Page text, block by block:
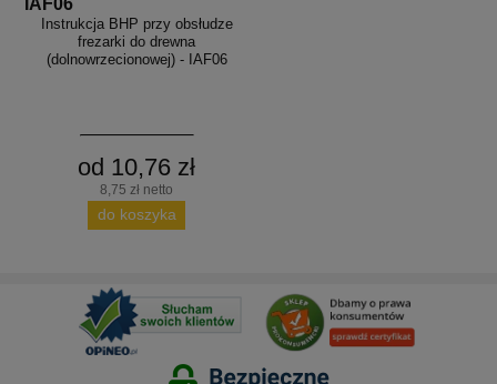
Instrukcja BHP przy obsłudze
frezarki do drewna
(dolnowrzecionowej) - IAF06
od 10,76 zł
8,75 zł netto
do koszyka